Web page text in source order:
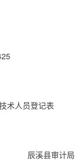
术人员登记表
辰溪县审计局